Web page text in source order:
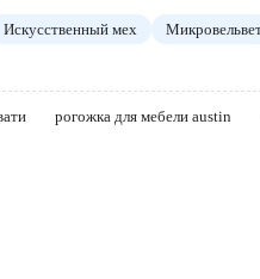
Искусственный мех
рогожка для мебели austin